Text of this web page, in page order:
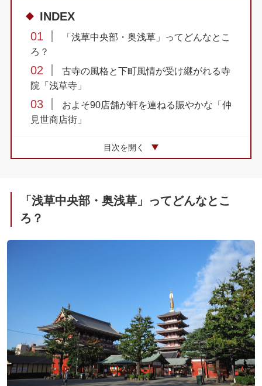
INDEX
01
「浅草中央部・奥浅草」ってどんなとこ
ろ？
02
古寺の風格と下町風情が受け継がれる寺
院「浅草寺」
03
およそ90店舗が軒を連ねる賑やかな「仲
見世商店街」
06 散策も楽しい注目のエリア
07
東京スカイツリー®を見るなら「隅田公
「浅草中央部・奥浅草」にある神社めぐ
江戸文化の伝統工芸を楽しむ
11
浅草中央部・奥浅草エリアの主要観光地
MAP
目次を開く
「浅草中央部・奥浅草」ってどんなとこ
ろ？